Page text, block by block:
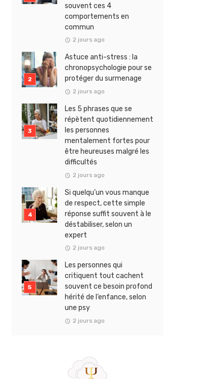
souvent ces 4
comportements en
commun
2 jours ago
Astuce anti-stress : la
chronopsychologie pour se
protéger du surmenage
2 jours ago
Les 5 phrases que se
répètent quotidiennement
les personnes
mentalement fortes pour
être heureuses malgré les
difficultés
2 jours ago
Si quelqu’un vous manque
de respect, cette simple
réponse suffit souvent à le
déstabiliser, selon un
expert
2 jours ago
Les personnes qui
critiquent tout cachent
souvent ce besoin profond
hérité de l’enfance, selon
une psy
2 jours ago